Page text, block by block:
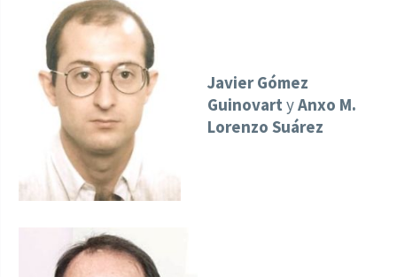
Javier Gómez
GuinovartyAnxo M.
Lorenzo Suárez